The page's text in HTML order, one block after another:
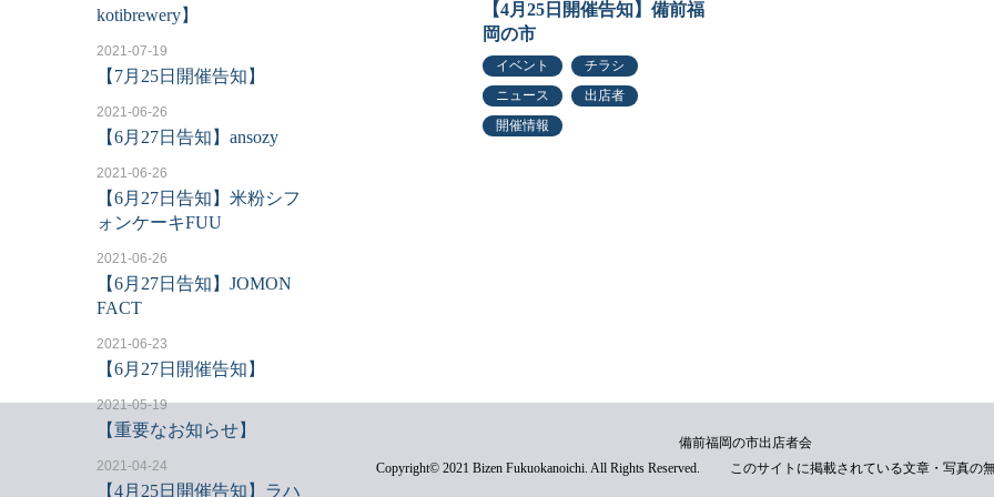
kotibrewery】
2021-07-19
【7月25日開催告知】
2021-06-26
【6月27日告知】ansozy
2021-06-26
【6月27日告知】米粉シフ
ォンケーキFUU
2021-06-26
【6月27日告知】JOMON
FACT
2021-06-23
【6月27日開催告知】
2021-05-19
【重要なお知らせ】
2021-04-24
【4月25日開催告知】ラハ
【4月25日開催告知】備前福
岡の市
イベント
チラシ
ニュース
出店者
開催情報
備前福岡の市出店者会
Copyright© 2021 Bizen Fukuokanoichi. All Rights Reserved.
このサイトに掲載されている文章・写真の